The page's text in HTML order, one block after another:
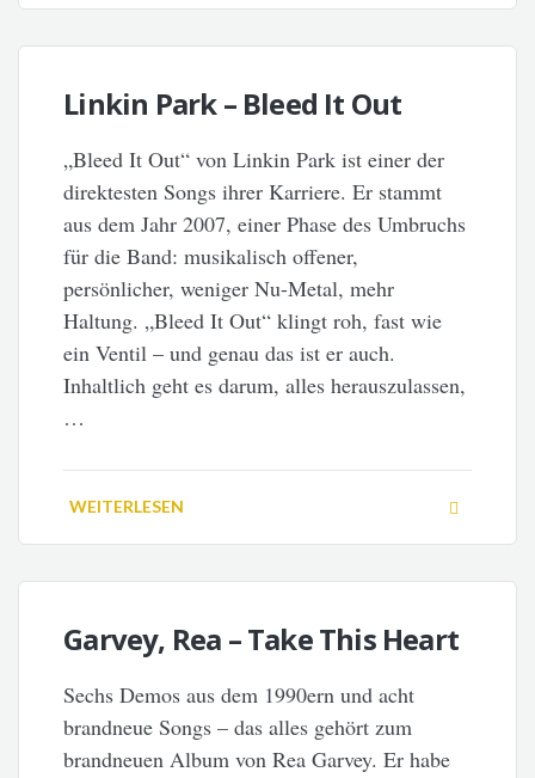
Linkin Park – Bleed It Out
„Bleed It Out“ von Linkin Park ist einer der
direktesten Songs ihrer Karriere. Er stammt
aus dem Jahr 2007, einer Phase des Umbruchs
für die Band: musikalisch offener,
persönlicher, weniger Nu-Metal, mehr
Haltung. „Bleed It Out“ klingt roh, fast wie
ein Ventil – und genau das ist er auch.
Inhaltlich geht es darum, alles herauszulassen,
…
WEITERLESEN
Garvey, Rea – Take This Heart
Sechs Demos aus dem 1990ern und acht
brandneue Songs – das alles gehört zum
brandneuen Album von Rea Garvey. Er habe